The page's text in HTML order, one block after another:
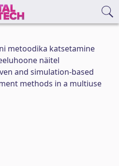
metoodika katsetamine
näitel
and simulation-based
methods in a multiuse